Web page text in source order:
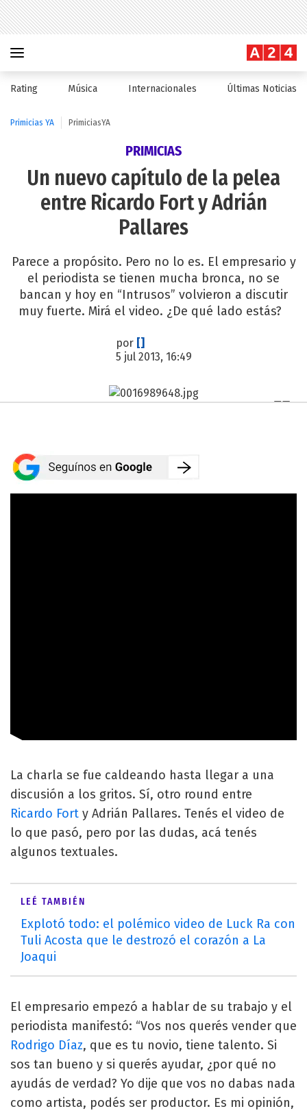
Rating Música Internacionales Últimas Noticias
Primicias YA PrimiciasYA
PRIMICIAS
Un nuevo capítulo de la pelea
entre Ricardo Fort y Adrián
Pallares
Parece a propósito. Pero no lo es. El empresario y
el periodista se tienen mucha bronca, no se
bancan y hoy en “Intrusos” volvieron a discutir
muy fuerte. Mirá el video. ¿De qué lado estás?
por []
5 jul 2013, 16:49
La charla se fue caldeando hasta llegar a una
discusión a los gritos. Sí, otro round entre
Ricardo Fort y Adrián Pallares. Tenés el video de
lo que pasó, pero por las dudas, acá tenés
algunos textuales.
LEÉ TAMBIÉN
Explotó todo: el polémico video de Luck Ra con
Tuli Acosta que le destrozó el corazón a La
Joaqui
El empresario empezó a hablar de su trabajo y el
periodista manifestó: “Vos nos querés vender que
Rodrigo Díaz, que es tu novio, tiene talento. Si
sos tan bueno y si querés ayudar, ¿por qué no
ayudás de verdad? Yo dije que vos no dabas nada
como artista, podés ser productor. Es mi opinión,